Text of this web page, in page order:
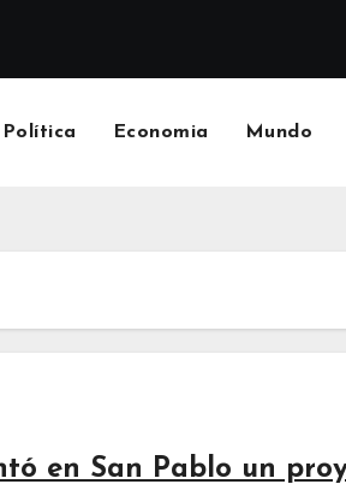
Política Economia Mundo
en San Pablo un